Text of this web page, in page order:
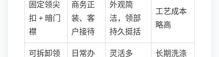
固定领尖
扣 + 暗门
襟
商务正
装、客
户接待
外观简
洁，领部
持久挺括
工艺成本
略高
可拆卸领
日常办
灵活多
长期洗涤